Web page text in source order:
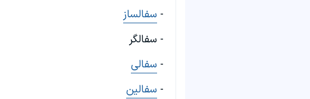
- سفالساز
- سفالگر
- سفالی
- سفالین